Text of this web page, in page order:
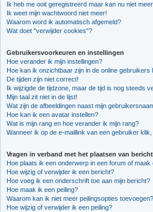
Ik heb me ooit geregistreerd maar kan nu niet
Ik weet mijn wachtwoord niet meer!
Waarom word ik automatisch afgemeld?
Wat doet "verwijder cookies"?
Gebruikersvoorkeuren en instellingen
Hoe verander ik mijn instellingen?
Hoe kan ik onzichtbaar zijn in de online gebruikers
De tijden zijn niet correct!
Ik wijzigde de tijdzone, maar de tijd is nog steeds
Mijn taal zit niet in de lijst!
Wat zijn de afbeeldingen naast mijn
Hoe kan ik een avatar instellen?
Wat is mijn rang en hoe verander ik mijn rang?
Wanneer ik op de e-maillink van een gebruiker
Vragen in verband met het plaatsen van
Hoe plaats ik een onderwerp in een forum of maak
Hoe wijzig of verwijder ik een bericht?
Hoe voeg ik een onderschrift toe aan mijn bericht?
Hoe maak ik een peiling?
Waarom kan ik niet meer peilingsopties toevoegen?
Hoe wijzig of verwijder ik een peiling?